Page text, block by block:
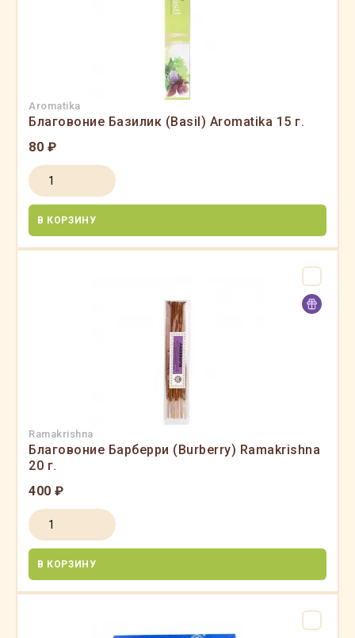
Aromatika
Благовоние Базилик (Basil) Aromatika 15 г.
80 ₽
В КОРЗИНУ
Ramakrishna
Благовоние Барберри (Burberry) Ramakrishna
20 г.
400 ₽
В КОРЗИНУ